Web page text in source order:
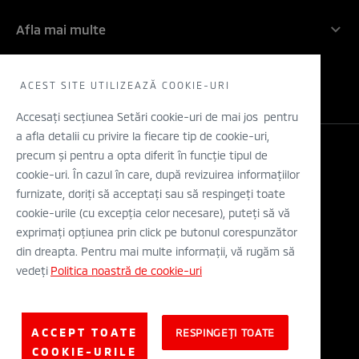
Inovatie
Electric
Concept cars
Stiri
Afla mai multe
Solicita un TEST DRIVE
Retea dealeri
Descarca o brosura
Configurator
Legal si Protectia Datelor cu Caracter Personal
Termeni si conditii
A.N.P.C.
Eticheta Europeana a Anvelopelor
Solutionarea alternativa a litigiilor
Solutionarea online a litigiilor
ACEST SITE UTILIZEAZĂ COOKIE-URI
Accesați secțiunea Setări cookie-uri de mai jos pentru
a afla detalii cu privire la fiecare tip de cookie-uri,
precum și pentru a opta diferit în funcție tipul de
cookie-uri. În cazul în care, după revizuirea informațiilor
furnizate, doriți să acceptați sau să respingeți toate
cookie-urile (cu excepția celor necesare), puteți să vă
exprimați opțiunea prin click pe butonul corespunzător
din dreapta. Pentru mai multe informații, vă rugăm să
vedeți Politica noastră de cookie-uri
ACCEPT TOATE
COOKIE-URILE
RESPINGEȚI TOATE